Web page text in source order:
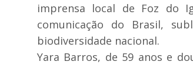
imprensa local de Foz do
comunicação do Brasil,
biodiversidade nacional.
Yara Barros, de 59 anos e